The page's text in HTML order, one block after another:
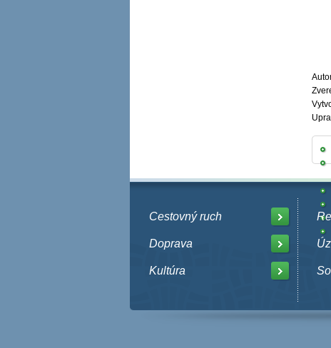
Cestovný ruch
Doprava
Kultúra